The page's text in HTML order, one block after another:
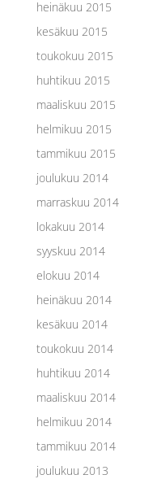
heinäkuu 2015
kesäkuu 2015
toukokuu 2015
huhtikuu 2015
maaliskuu 2015
helmikuu 2015
tammikuu 2015
joulukuu 2014
marraskuu 2014
lokakuu 2014
syyskuu 2014
elokuu 2014
heinäkuu 2014
kesäkuu 2014
toukokuu 2014
huhtikuu 2014
maaliskuu 2014
helmikuu 2014
tammikuu 2014
joulukuu 2013